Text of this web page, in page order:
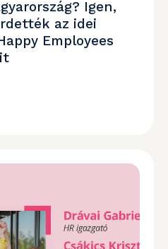
Igen,
az idei
Employees